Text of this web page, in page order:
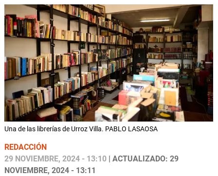
Una de las librerías de Urroz Villa. PABLO LASAOSA
REDACCIÓN
29 NOVIEMBRE, 2024 - 13:10 | ACTUALIZADO: 29
NOVIEMBRE, 2024 - 13:11